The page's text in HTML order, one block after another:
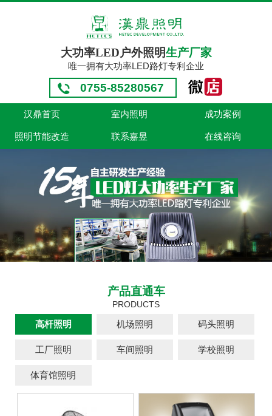
大功率LED户外照明生产厂家
唯一拥有大功率LED路灯专利企业
0755-85280567
汉鼎首页 室内照明 成功案例
照明节能改造 联系嘉昱 在线咨询
产品直通车
PRODUCTS
高杆照明 机场照明 码头照明
工厂照明 车间照明 学校照明
体育馆照明